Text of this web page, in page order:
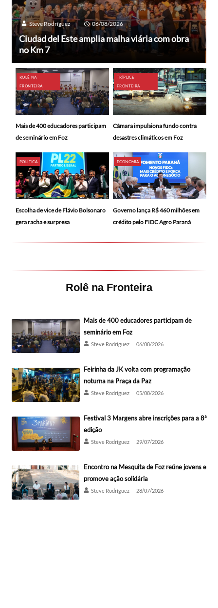
Steve Rodríguez 06/08/2026
Ciudad del Este amplia malha viária com obra
no Km 7
ROLÊ NA
FRONTEIRA
Mais de 400 educadores participam
de seminário em Foz
TRÍPLICE
FRONTEIRA
Câmara impulsiona fundo contra
desastres climáticos em Foz
POLÍTICA
Escolha de vice de Flávio Bolsonaro
gera racha e surpresa
ECONOMIA
Governo lança R$ 460 milhões em
crédito pelo FIDC Agro Paraná
Rolê na Fronteira
Mais de 400 educadores participam de
seminário em Foz
Steve Rodríguez 06/08/2026
Feirinha da JK volta com programação
noturna na Praça da Paz
Steve Rodríguez 05/08/2026
Festival 3 Margens abre inscrições para a 8ª
edição
Steve Rodríguez 29/07/2026
Encontro na Mesquita de Foz reúne jovens e
promove ação solidária
Steve Rodríguez 28/07/2026